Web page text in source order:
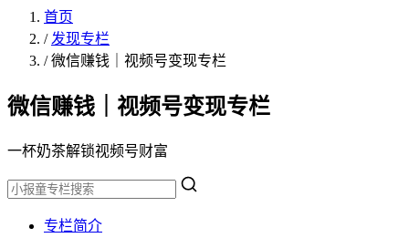
首页
/ 发现专栏
/微信赚钱｜视频号变现专栏
微信赚钱｜视频号变现专栏
一杯奶茶解锁视频号财富
专栏简介